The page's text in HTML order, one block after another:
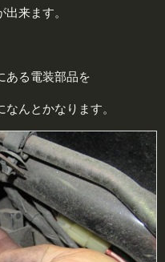
来ます。
ある電装部品を
んとかなります。